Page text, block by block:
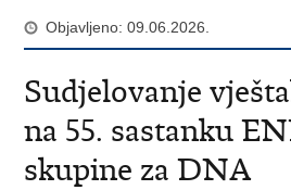
Objavljeno: 09.06.2026.
Sudjelovanje
na 55. sastanku
skupine za DNA